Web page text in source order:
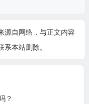
源自网络，与正文内容
系本站删除。
？